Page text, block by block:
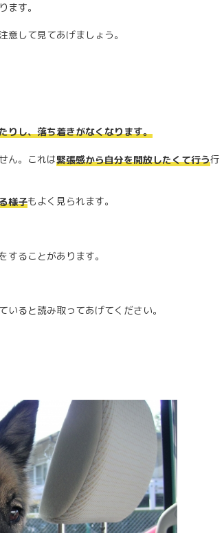
ます。
して見てあげましょう。
りし、落ち着きがなくなります。
ん。これは緊張感から自分を開放したくて行う行
様子もよく見られます。
ることがあります。
ると読み取ってあげてください。